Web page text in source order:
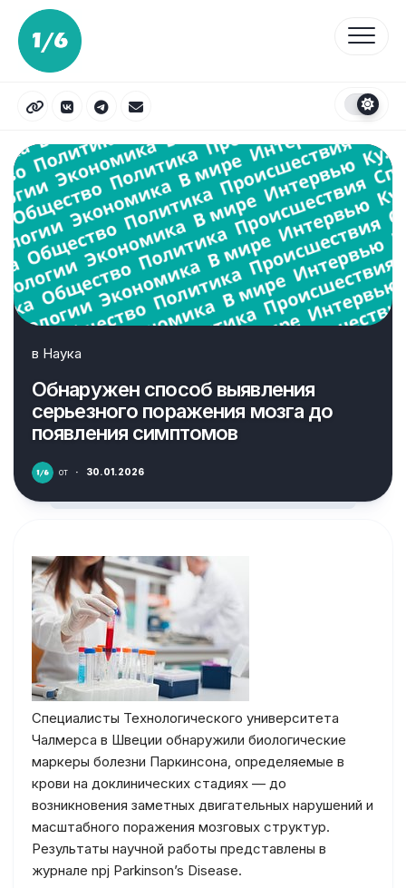
Перейти
содержанию
в Наука
Обнаружен способ выявления
серьезного поражения мозга до
появления симптомов
от · 30.01.2026
Специалисты Технологического университета
Чалмерса в Швеции обнаружили биологические
маркеры болезни Паркинсона, определяемые в
крови на доклинических стадиях — до
возникновения заметных двигательных нарушений и
масштабного поражения мозговых структур.
Результаты научной работы представлены в
журнале npj Parkinson’s Disease.